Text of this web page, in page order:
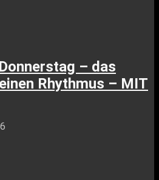
– das
Rhythmus – MIT